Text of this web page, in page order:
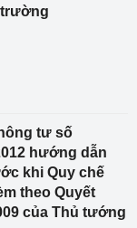
tư số
hướng dẫn
khi Quy chế
theo Quyết
của Thủ tướng